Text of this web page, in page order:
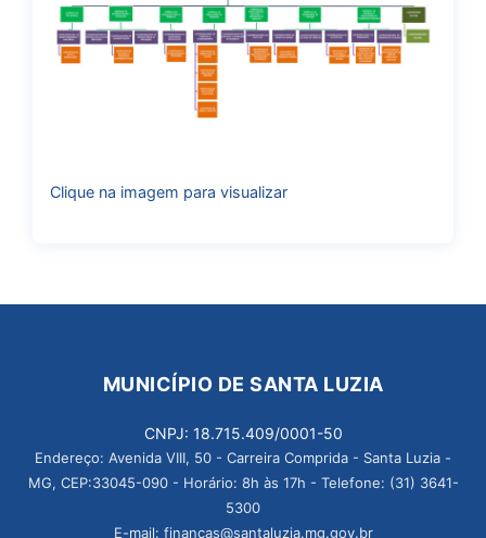
Clique na imagem para visualizar
MUNICÍPIO DE SANTA LUZIA
CNPJ: 18.715.409/0001-50
Endereço: Avenida VIII, 50 - Carreira Comprida - Santa Luzia -
MG, CEP:33045-090 - Horário: 8h às 17h - Telefone: (31) 3641-
5300
E-mail: financas@santaluzia.mg.gov.br